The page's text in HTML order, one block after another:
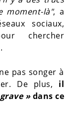
moment-là", a
sociaux,
chercher
pas songer à
De plus, il
»dans ce